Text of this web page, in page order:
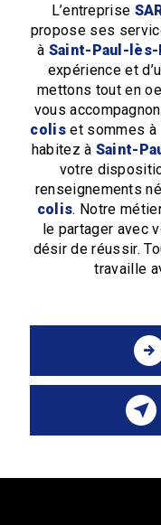
L’entreprise
propose ses
à Saint-Paul-lès-
expérience et
mettons tout en
vous
colis et sommes à
habitez à Saint-
votre
renseignements
colis. Notre
le partager avec
désir de réussir.
travaille